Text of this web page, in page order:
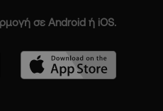
σε Android ή iOS.